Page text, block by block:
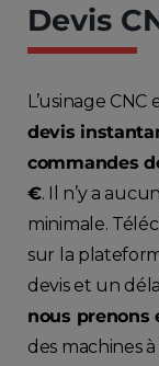
Devis
L’usinage
devis
commandes
€. Il n’y a
minimale.
sur la
devis et un
nous prenons
des machines